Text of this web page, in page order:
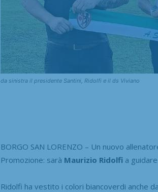
da sinistra il presidente Santini, Ridolfi e il ds Viviano
BORGO SAN LORENZO – Un nuovo
Promozione: sarà Maurizio Ridolfi a
Ridolfi ha vestito i colori biancoverdi anche